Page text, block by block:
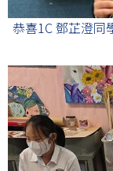
恭喜1C 鄧芷澄同